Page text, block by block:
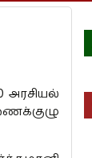
அரசியல்